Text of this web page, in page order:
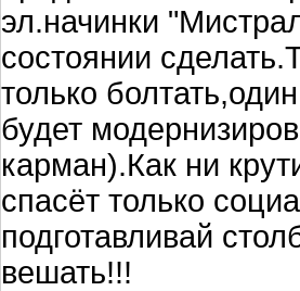
эл.начинки
состоянии
только
будет
карман).Как ни
спасёт только
подготавливай
вешать!!!